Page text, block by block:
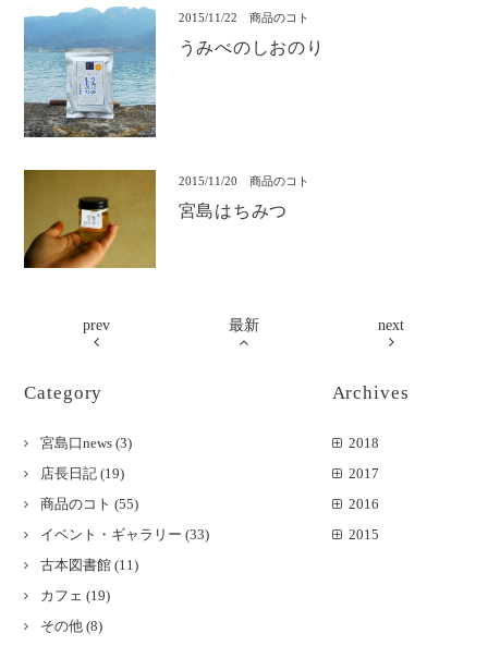
2015/11/22 商品のコト
うみべのしおのり
2015/11/20 商品のコト
宮島はちみつ
最新
prev next
Category
宮島口news (3)
店長日記 (19)
商品のコト (55)
イベント・ギャラリー (33)
古本図書館 (11)
カフェ (19)
その他 (8)
Archives
2018
2017
2016
2015